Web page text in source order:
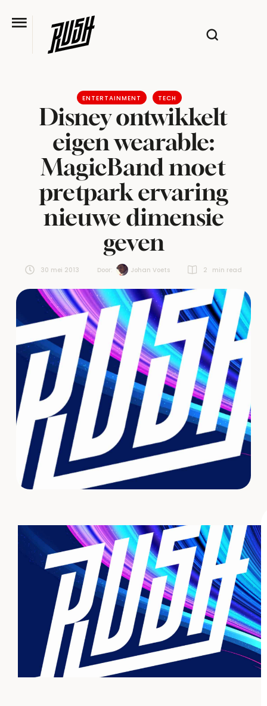
ENTERTAINMENT TECH
Disney ontwikkelt
eigen wearable:
MagicBand moet
pretpark ervaring
nieuwe dimensie
geven
30 mei 2013 Door: Johan Voets 2 min read